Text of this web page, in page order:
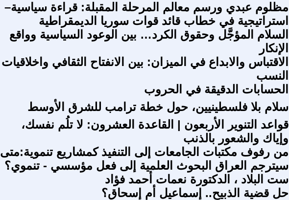
مظلوم عبدي ورسم معالم المرحلة المقبلة: قراءة سياسية–
استراتيجية في خطاب قائد قوات سوريا الديمقراطية
السلام المؤجَّل وحقوق الكرد… بين الوعود السياسية وواقع
الإنكار
الاقتباس والابداع في الميزان: بين الانفتاح الثقافي واخلاقيات
النسب
الحسابات الدقيقة في الحروب
سلام بلا فلسطينيين، حول خطة ترامب للشرق الأوسط
قواعد التنوير الأربعون | القاعدة العشرون: لا تلُم نفسك،
وإياك والشعور بالذنب
من رفوف مكتبات الجامعات إلى التنفيذ كمشاريع تنموية:متى
سيترجم العراق البحوث العلمية إلى فعل مؤسسي - تنموي؟
ست البلاد ، الدكتورة نعمات أحمد فؤاد
حل قضية الذبيح.. إسماعيل أم إسحاق؟